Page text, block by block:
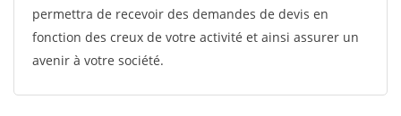
permettra de recevoir des demandes de devis en
fonction des creux de votre activité et ainsi assurer un
avenir à votre société.